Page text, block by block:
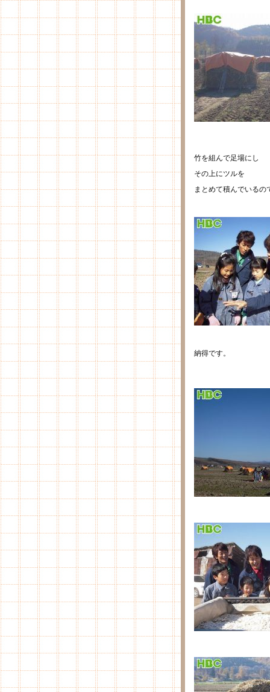
竹を組んで足場にし
その上にツルを
まとめて積んでいるの
納得です。